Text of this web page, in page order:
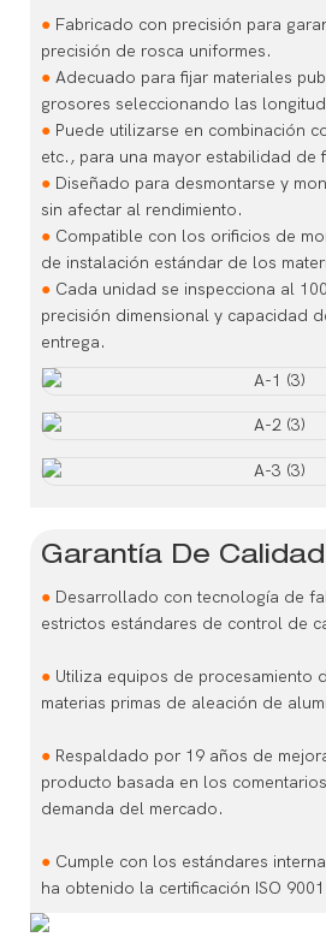
●Fabricado con precisión para
precisión de rosca uniformes.
●Adecuado para fijar materiales
grosores seleccionando las
● Puede utilizarse en combinación
etc., para una mayor estabilidad de
●Diseñado para desmontarse y
sin afectar al rendimiento.
●Compatible con los orificios de
de instalación estándar de los
●Cada unidad se inspecciona al
precisión dimensional y capacidad
entrega.
Garantía De
●Desarrollado con tecnología de
estrictos estándares de control de
●Utiliza equipos de procesamiento
materias primas de aleación de
●Respaldado por 19 años de
producto basada en los
demanda del mercado.
● Cumple con los estándares
ha obtenido la certificación ISO